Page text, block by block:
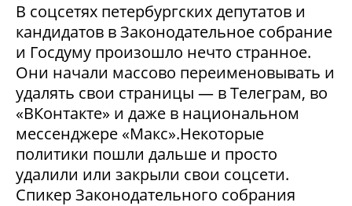
В соцсетях петербургских депутатов и
кандидатов в Законодательное собрание
и Госдуму произошло нечто странное.
Они начали массово переименовывать и
удалять свои страницы — в Телеграм, во
«ВКонтакте» и даже в национальном
мессенджере «Макс».Некоторые
политики пошли дальше и просто
удалили или закрыли свои соцсети.
Спикер Законодательного собрания